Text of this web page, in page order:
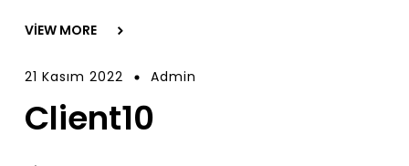
VIEW MORE
21 Kasım 2022 Admin
Client10